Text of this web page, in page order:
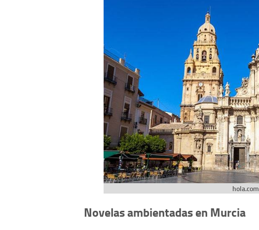
hola.com
Novelas ambientadas en Murcia